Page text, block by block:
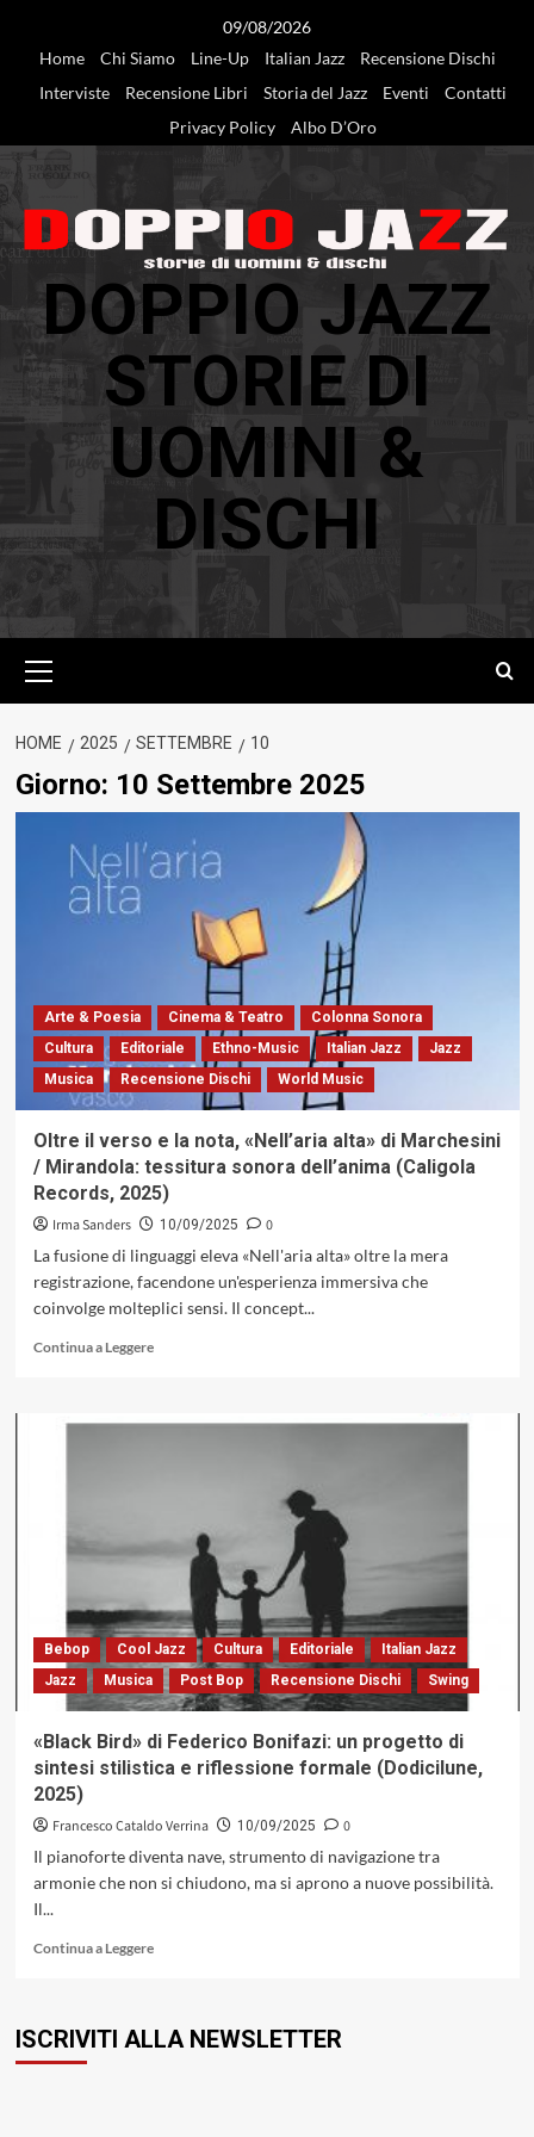
09/08/2026
Home
Chi Siamo Line-Up Italian Jazz
Recensione Dischi
Interviste
Recensione Libri Storia del Jazz Eventi
Contatti
Privacy Policy
Albo D’Oro
DOPPIO JAZZ
STORIE DI
UOMINI &
DISCHI
principale
HOME 2025 SETTEMBRE 10
Giorno: 10 Settembre 2025
Arte & Poesia Cinema & Teatro
Colonna Sonora
Cultura
Editoriale Ethno-Music Italian Jazz
Jazz
Musica
Recensione Dischi World Music
Oltre il verso e la nota, «Nell’aria alta» di Marchesini
/ Mirandola: tessitura sonora dell’anima (Caligola
Records, 2025)
Irma Sanders 10/09/2025
0
La fusione di linguaggi eleva «Nell'aria alta» oltre la mera
registrazione, facendone un'esperienza immersiva che
coinvolge molteplici sensi. Il concept...
Continua a LeggereLeggi
«Nell’aria
di
Marchesini
/
Mirandola:
tessitura
dell’anima
(Caligola
2025)
Bebop Cool Jazz Cultura Editoriale
Italian Jazz
Jazz
Musica Post Bop Recensione Dischi Swing
«Black Bird» di Federico Bonifazi: un progetto di
sintesi stilistica e riflessione formale (Dodicilune,
2025)
Francesco Cataldo Verrina 10/09/2025
0
Il pianoforte diventa nave, strumento di navigazione tra
armonie che non si chiudono, ma si aprono a nuove possibilità.
Il...
Continua a LeggereLeggi
«Black
ISCRIVITI ALLA NEWSLETTER